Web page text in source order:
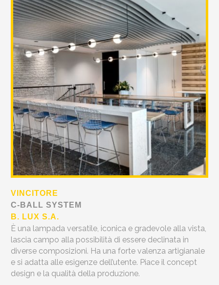
VINCITORE
C-BALL SYSTEM
B. LUX S.A.
È una lampada versatile, iconica e gradevole alla vista,
lascia campo alla possibilità di essere declinata in
diverse composizioni. Ha una forte valenza artigianale
e si adatta alle esigenze dell’utente. Piace il concept
design e la qualità della produzione.